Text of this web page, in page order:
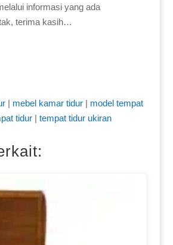
informasi yang ada
terima kasih…
| mebel kamar tidur| model tempat
tidur| tempat tidur ukiran